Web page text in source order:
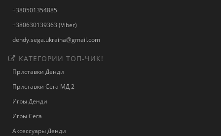
+380501354885
+380630139363 (Viber)
dendy.sega.ukraina@gmail.com
КАТЕГОРИИ ТОП-ЧИК!
Приставки Денди
Приставки Сега МД 2
Игры Денди
Игры Сега
Аксессуары Денди